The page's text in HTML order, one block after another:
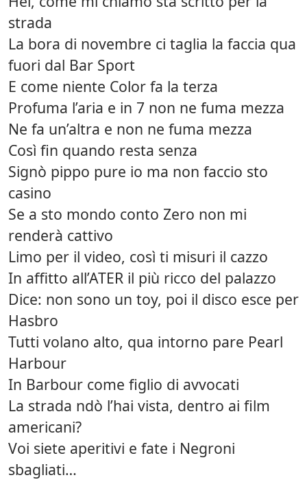
strada
La bora di novembre ci taglia la faccia qua
fuori dal Bar Sport
E come niente Color fa la terza
Profuma l’aria e in 7 non ne fuma mezza
Ne fa un’altra e non ne fuma mezza
Così fin quando resta senza
Signò pippo pure io ma non faccio sto
casino
Se a sto mondo conto Zero non mi
renderà cattivo
Limo per il video, così ti misuri il cazzo
In affitto all’ATER il più ricco del palazzo
Dice: non sono un toy, poi il disco esce per
Hasbro
Tutti volano alto, qua intorno pare Pearl
Harbour
In Barbour come figlio di avvocati
La strada ndò l’hai vista, dentro ai film
americani?
Voi siete aperitivi e fate i Negroni
sbagliati…